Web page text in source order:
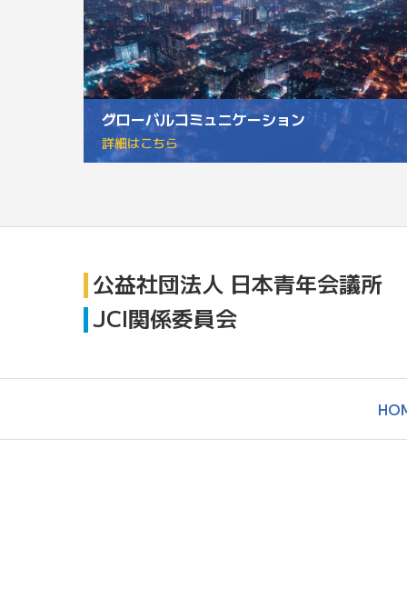
グローバルコミュニケーション
詳細はこちら
公益社団法人 日本青年会議所
JCI関係委員会